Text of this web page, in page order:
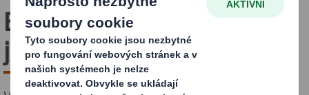
Buďte součástí světové
jedničky